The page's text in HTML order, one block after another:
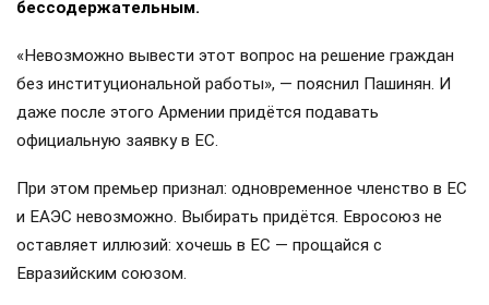
бессодержательным.
«Невозможно вывести этот вопрос на решение граждан
без институциональной работы», — пояснил Пашинян. И
даже после этого Армении придётся подавать
официальную заявку в ЕС.
При этом премьер признал: одновременное членство в ЕС
и ЕАЭС невозможно. Выбирать придётся. Евросоюз не
оставляет иллюзий: хочешь в ЕС — прощайся с
Евразийским союзом.